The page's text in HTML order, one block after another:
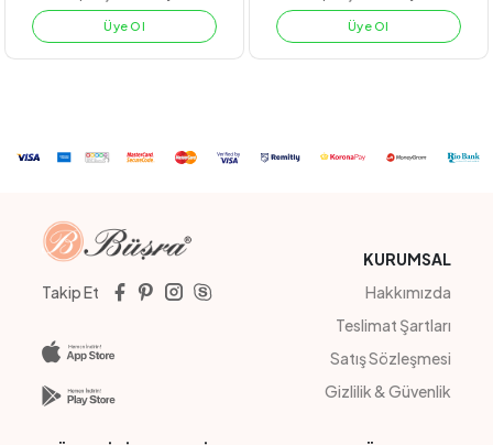
Üye Ol
Üye Ol
Takip Et
KURUMSAL
Hakkımızda
Teslimat Şartları
Satış Sözleşmesi
Gizlilik & Güvenlik